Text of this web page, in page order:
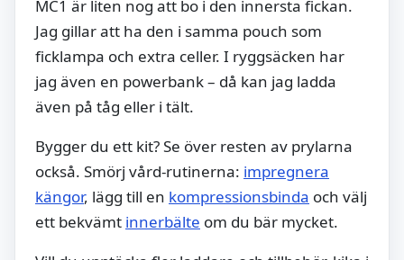
MC1 är liten nog att bo i den innersta fickan.
Jag gillar att ha den i samma pouch som
ficklampa och extra celler. I ryggsäcken har
jag även en powerbank – då kan jag ladda
även på tåg eller i tält.
Bygger du ett kit? Se över resten av prylarna
också. Smörj vård-rutinerna: impregnera
kängor, lägg till en kompressionsbinda och välj
ett bekvämt innerbälte om du bär mycket.